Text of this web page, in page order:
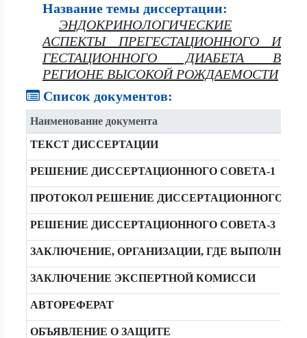
Название темы диссертации:
ЭНДОКРИНОЛОГИЧЕСКИЕ
АСПЕКТЫ ПРЕГЕСТАЦИОННОГО И
ГЕСТАЦИОННОГО ДИАБЕТА В
РЕГИОНЕ ВЫСОКОЙ РОЖДАЕМОСТИ
Список документов:
Наименование документа
ТЕКСТ ДИССЕРТАЦИИ
РЕШЕНИЕ ДИССЕРТАЦИОННОГО СОВЕТА-1
ПРОТОКОЛ РЕШЕНИЕ ДИССЕРТАЦИОННОГО
РЕШЕНИЕ ДИССЕРТАЦИОННОГО СОВЕТА-3
ЗАКЛЮЧЕНИЕ, ОРГАНИЗАЦИИ, ГДЕ
ЗАКЛЮЧЕНИЕ ЭКСПЕРТНОЙ КОМИССИ
АВТОРЕФЕРАТ
ОБЪЯВЛЕНИЕ О ЗАЩИТЕ